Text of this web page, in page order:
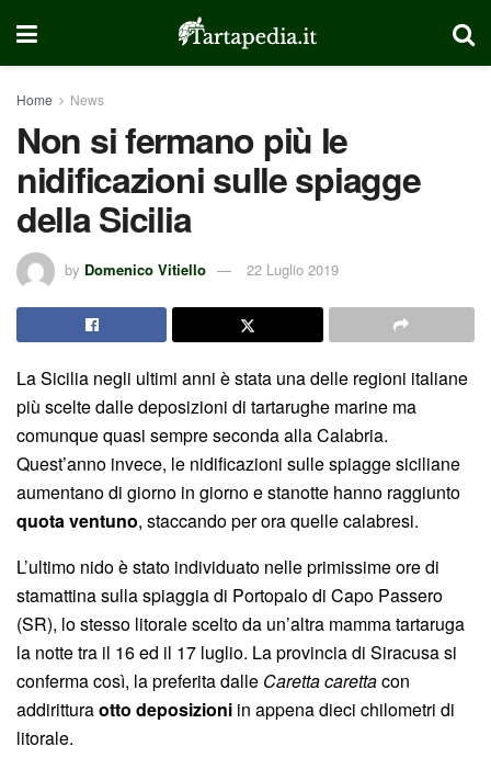
Home News
Non si fermano più le
nidificazioni sulle spiagge
della Sicilia
by Domenico Vitiello 22 Luglio 2019
La Sicilia negli ultimi anni è stata una delle regioni italiane
più scelte dalle deposizioni di tartarughe marine ma
comunque quasi sempre seconda alla Calabria.
Quest’anno invece, le nidificazioni sulle spiagge siciliane
aumentano di giorno in giorno e stanotte hanno raggiunto
quota ventuno, staccando per ora quelle calabresi.
L’ultimo nido è stato individuato nelle primissime ore di
stamattina sulla spiaggia di Portopalo di Capo Passero
(SR), lo stesso litorale scelto da un’altra mamma tartaruga
la notte tra il 16 ed il 17 luglio. La provincia di Siracusa si
conferma così, la preferita dalle Caretta carettacon
addiritturaotto deposizioni in appena dieci chilometri di
litorale.